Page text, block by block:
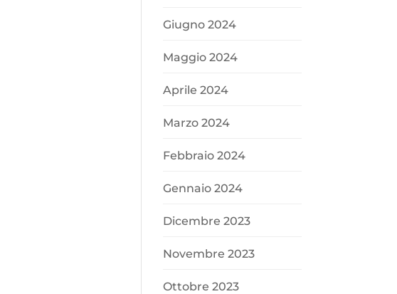
Giugno 2024
Maggio 2024
Aprile 2024
Marzo 2024
Febbraio 2024
Gennaio 2024
Dicembre 2023
Novembre 2023
Ottobre 2023